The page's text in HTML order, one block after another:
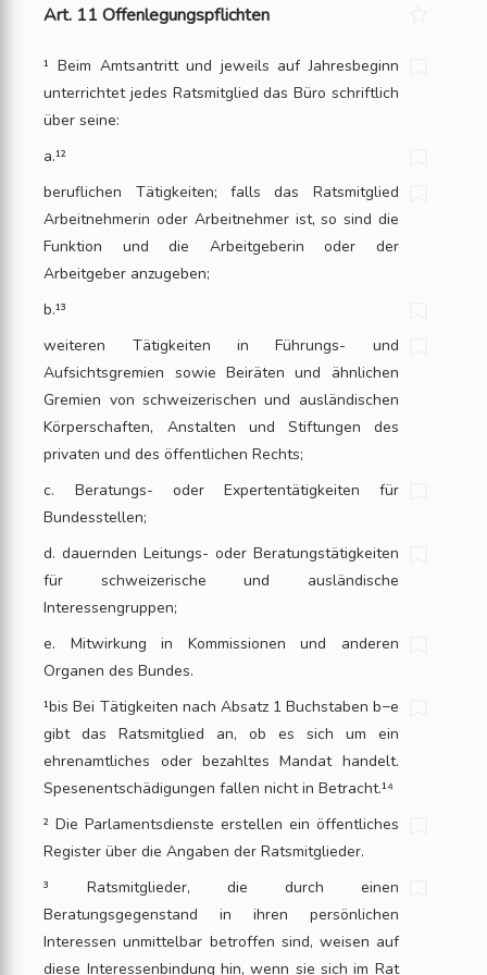
Art. 11 Offenlegungspflichten
¹ Beim Amtsantritt und jeweils auf Jahresbeginn
unterrichtet jedes Ratsmitglied das Büro schriftlich
über seine:
a.¹²
beruflichen Tätigkeiten; falls das Ratsmitglied
Arbeitnehmerin oder Arbeitnehmer ist, so sind die
Funktion und die Arbeitgeberin oder der
Arbeitgeber anzugeben;
b.¹³
weiteren Tätigkeiten in Führungs- und
Aufsichtsgremien sowie Beiräten und ähnlichen
Gremien von schweizerischen und ausländischen
Körperschaften, Anstalten und Stiftungen des
privaten und des öffentlichen Rechts;
c. Beratungs- oder Expertentätigkeiten für
Bundesstellen;
d. dauernden Leitungs- oder Beratungstätigkeiten
für schweizerische und ausländische
Interessengruppen;
e. Mitwirkung in Kommissionen und anderen
Organen des Bundes.
¹bis Bei Tätigkeiten nach Absatz 1 Buchstaben b−e
gibt das Ratsmitglied an, ob es sich um ein
ehrenamtliches oder bezahltes Mandat handelt.
Spesenentschädigungen fallen nicht in Betracht.¹⁴
² Die Parlamentsdienste erstellen ein öffentliches
Register über die Angaben der Ratsmitglieder.
³ Ratsmitglieder, die durch einen
Beratungsgegenstand in ihren persönlichen
Interessen unmittelbar betroffen sind, weisen auf
diese Interessenbindung hin, wenn sie sich im Rat